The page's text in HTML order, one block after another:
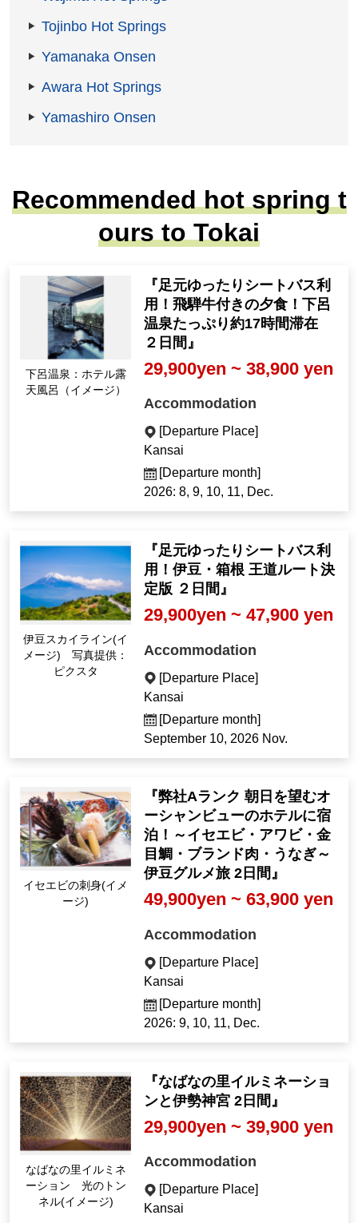
Tojinbo Hot Springs
Yamanaka Onsen
Awara Hot Springs
Yamashiro Onsen
Recommended hot spring t
ours to Tokai
Gero Onsen: Hotel op
en-air bath (Image)
『足元ゆったりシートバス利
用！飛騨牛付きの夕食！下呂
温泉たっぷり約17時間滞在
２日間』
29,900yen ~ 38,900 yen
Accommodation
[Departure Place]
Kansai
[Departure month]
2026: 8, 9, 10, 11, Dec.
Izu Skyline (Image) P
hoto courtesy of Pixta
『足元ゆったりシートバス利
用！伊豆・箱根 王道ルート決
定版 ２日間』
29,900yen ~ 47,900 yen
Accommodation
[Departure Place]
Kansai
[Departure month]
September 10, 2026 Nov.
イセエビの刺身(イメ
ージ)
『弊社Aランク 朝日を望むオ
ーシャンビューのホテルに宿
泊！～イセエビ・アワビ・金
目鯛・ブランド肉・うなぎ～
伊豆グルメ旅 2日間』
49,900yen ~ 63,900 yen
Accommodation
[Departure Place]
Kansai
[Departure month]
2026: 9, 10, 11, Dec.
Nabana no Sato Illum
ination: Tunnel of Lig
ht (Image)
『なばなの里イルミネーショ
ンと伊勢神宮 2日間』
29,900yen ~ 39,900 yen
Accommodation
[Departure Place]
Kansai